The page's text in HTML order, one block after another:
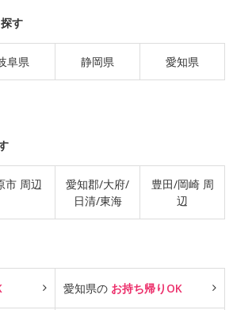
す
阜県 静岡県 愛知県
市 周辺
愛知郡/大府/
日清/東海
豊田/岡崎 周
辺
愛知県の お持ち帰りOK